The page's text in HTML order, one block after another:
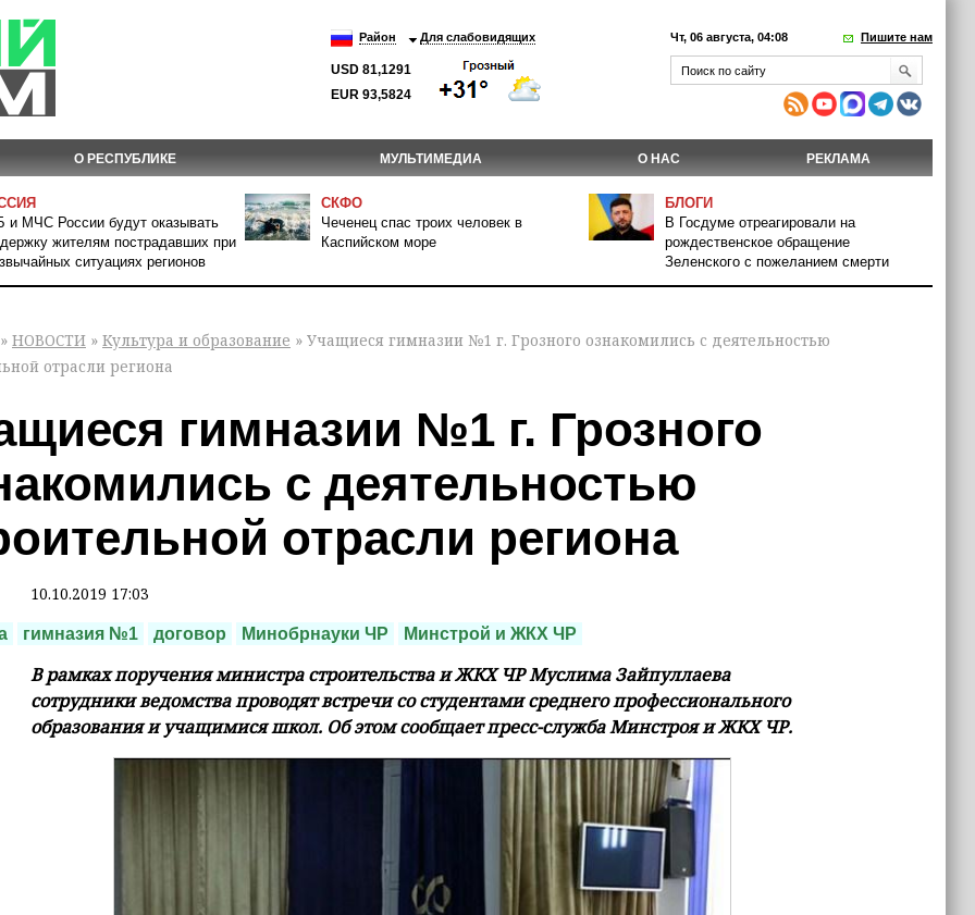
Район Для слабовидящих
USD 81,1291
EUR 93,5824
Чт, 06 августа, 04:08 Пишите нам
О РЕСПУБЛИКЕ МУЛЬТИМЕДИА О НАС РЕКЛАМА
и МЧС России будут оказывать
жителям пострадавших при
ситуациях регионов
СКФО
Чеченец спас троих человек в
Каспийском море
БЛОГИ
В Госдуме отреагировали на
рождественское обращение
Зеленского с пожеланием смерти
» НОВОСТИ » Культура и образование » Учащиеся гимназии №1 г. Грозного ознакомились с деятельностью
отрасли региона
гимназии №1 г. Грозного
с деятельностью
отрасли региона
10.10.2019 17:03
гимназия №1 договор Минобрнауки ЧР Минстрой и ЖКХ ЧР
В рамках поручения министра строительства и ЖКХ ЧР Муслима Зайпуллаева
сотрудники ведомства проводят встречи со студентами среднего профессионального
образования и учащимися школ. Об этом сообщает пресс-служба Минстроя и ЖКХ ЧР.